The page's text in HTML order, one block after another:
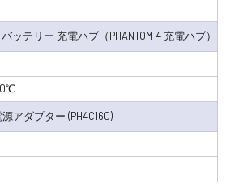
ッテリー 充電ハブ（PHANTOM 4 充電ハブ）
源アダプター (PH4C160)